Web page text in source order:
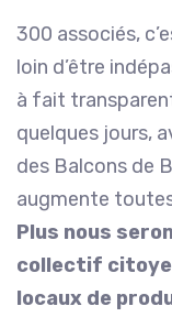
300 associés,
loin d’être
à fait
quelques jours,
des Balcons de
augmente
Plus nous
collectif
locaux de